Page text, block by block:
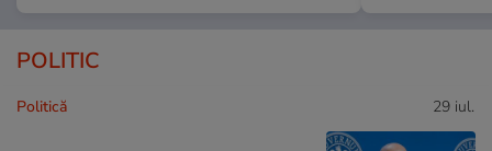
POLITIC
Politică 29 iul.